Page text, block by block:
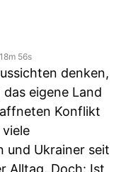
18m 56s
denken,
eigene Land
Konflikt
und Ukrainer seit
Alltag. Doch: Ist